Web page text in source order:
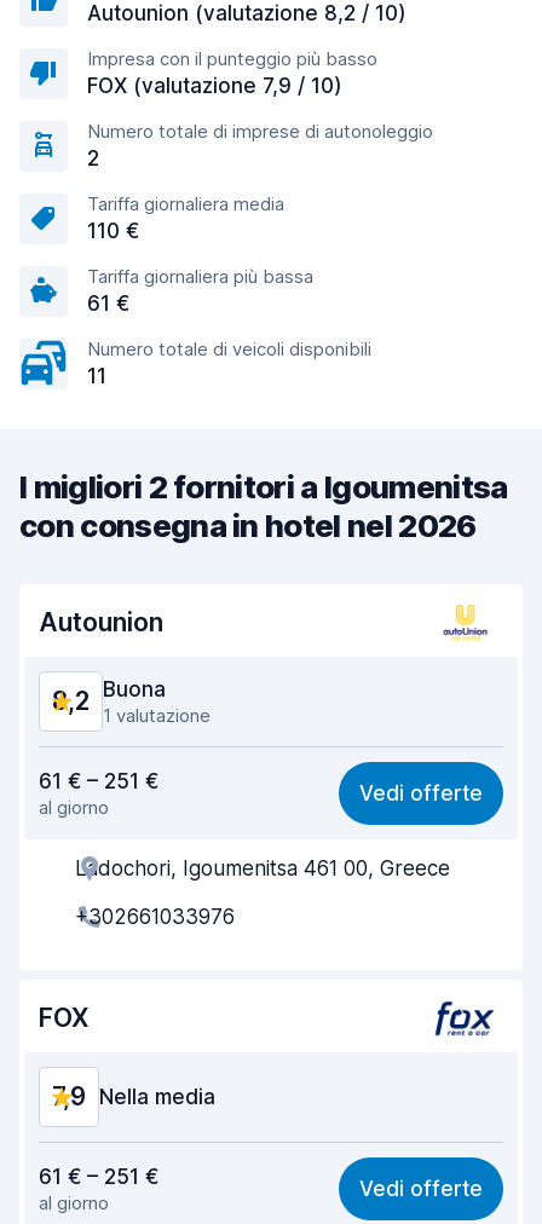
Autounion (valutazione 8,2 / 10)
Impresa con il punteggio più basso
FOX (valutazione 7,9 / 10)
Numero totale di imprese di autonoleggio
2
Tariffa giornaliera media
110 €
Tariffa giornaliera più bassa
61 €
Numero totale di veicoli disponibili
11
I migliori 2 fornitori a Igoumenitsa
con consegna in hotel nel 2026
Autounion
8,2 Buona
1 valutazione
7,9
Facile da trovare 8,2
Gentilezza degli agenti
Rapidità del ritiro
Pulizia del veicolo 8,4
Condizioni dell'auto
61 € – 251 €
al giorno
Vedi offerte
Ladochori, Igoumenitsa 461 00, Greece
+302661033976
FOX
7,9 Nella media
7,7
Facile da trovare 8,2
61 € – 251 €
al giorno
Vedi offerte